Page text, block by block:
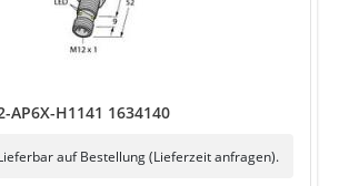
AP6X-H1141 1634140
auf Bestellung (Lieferzeit anfragen).